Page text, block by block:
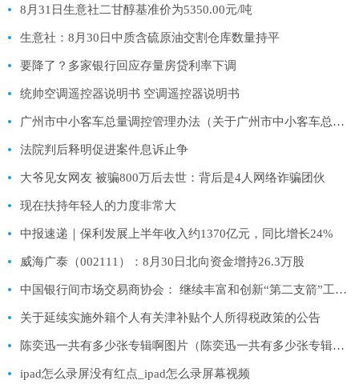
8月31日生意社二甘醇基准价为5350.00元/吨
生意社：8月30日中质含硫原油交割仓库数量持平
要降了？多家银行回应存量房贷利率下调
统帅空调遥控器说明书 空调遥控器说明书
广州市中小客车总量调控管理办法（关于广州市中小客车总量调控管理办法的基本详情介绍）
法院判后释明促进案件息诉止争
大爷见女网友 被骗800万后去世：背后是4人网络诈骗团伙
现在扶持年轻人的力度非常大
中报速递｜保利发展上半年收入约1370亿元，同比增长24%
威海广泰（002111）：8月30日北向资金增持26.3万股
中国银行间市场交易商协会： 继续丰富和创新“第二支箭”工具箱 提升增信力度
关于延续实施外籍个人有关津补贴个人所得税政策的公告
陈奕迅一共有多少张专辑啊图片（陈奕迅一共有多少张专辑啊）
ipad怎么录屏没有红点_ipad怎么录屏幕视频